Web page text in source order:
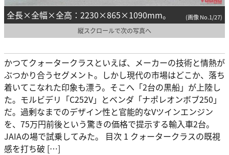
全長×全幅×全高：2230×865×1090mm。 (画像 No.1/27)
縦スクロールで次の写真へ
かつてクォータークラスといえば、メーカーの技術と情熱が
ぶつかり合うセグメント。しかし現代の市場はどこか、落ち
着いてこなれた印象も漂う。そこへ「2台の黒船」が上陸し
た。モルビデリ「C252V」とベンダ「ナポレオンボブ250」
だ。過剰なまでのデザイン性と官能的なVツインエンジン
を、75万円前後という驚きの価格で提示する輸入車2台。
JAIAの場で試乗してみた。 目次 1 クォータークラスの既視
感を打ち破 […]